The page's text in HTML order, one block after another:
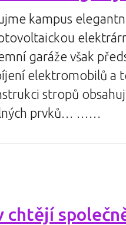
kampus
garáže však
elektromobilů a
stropů
prvků… ……
chtějí